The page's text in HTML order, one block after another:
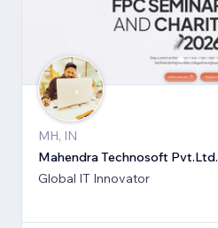
MH, IN
Mahendra Technosoft Pvt.Ltd.
Global IT Innovator